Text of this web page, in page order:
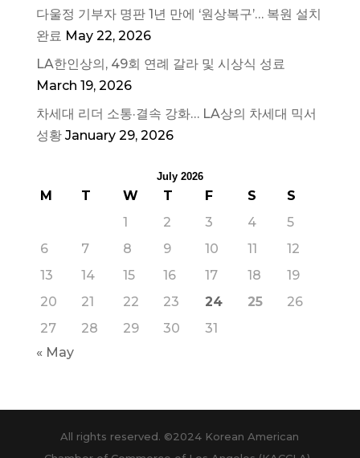
다울정 기부자 명판 1년 만에 ‘원상복구’… 복원 설치
완료 May 22, 2026
LA한인상의, 49회 연례 갈라 및 시상식 성료
March 19, 2026
차세대 리더 소통·결속 강화… LA상의 차세대 믹서
성황 January 29, 2026
July 2026
M T W T F S
S
1
2 3 4
5
6
7 8 9 10 11
12
13
14 15 16 17 18
19
20
21 22 23 24 25
26
27
28 29 30
31
« May
All rights reserved. ©2024 Korean American